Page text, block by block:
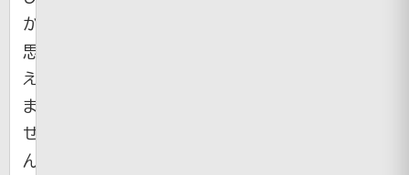
か
思
え
ま
せ
ん。